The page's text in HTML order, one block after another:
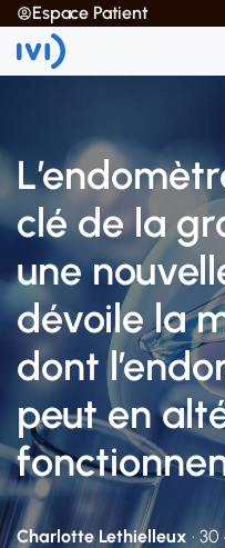
Espace Patient
clé de la
une
dévoile la
dont
peut en
Charlotte Lethielleux ·